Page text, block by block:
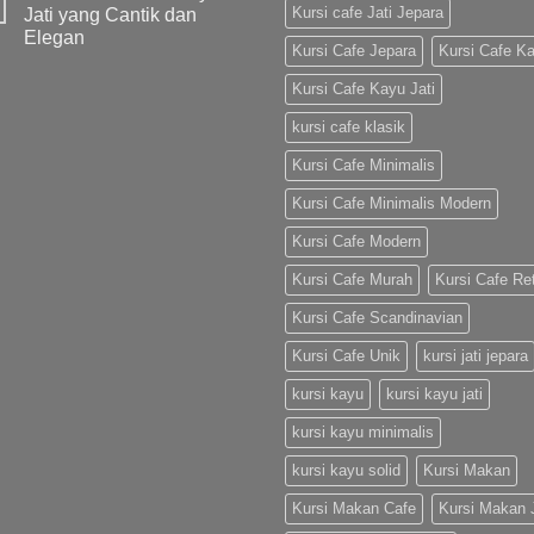
Jati yang Cantik dan
Elegan
Kursi cafe Jati Jepara
Kursi Cafe Jepara Kursi Cafe
Kursi Cafe Kayu Jati
kursi cafe klasik
Kursi Cafe Minimalis
Kursi Cafe Minimalis Modern
Kursi Cafe Modern
Kursi Cafe Murah Kursi Cafe
Kursi Cafe Scandinavian
Kursi Cafe Unik kursi jati jepara
kursi kayu kursi kayu jati
kursi kayu minimalis
kursi kayu solid Kursi Makan
Kursi Makan Cafe Kursi Makan